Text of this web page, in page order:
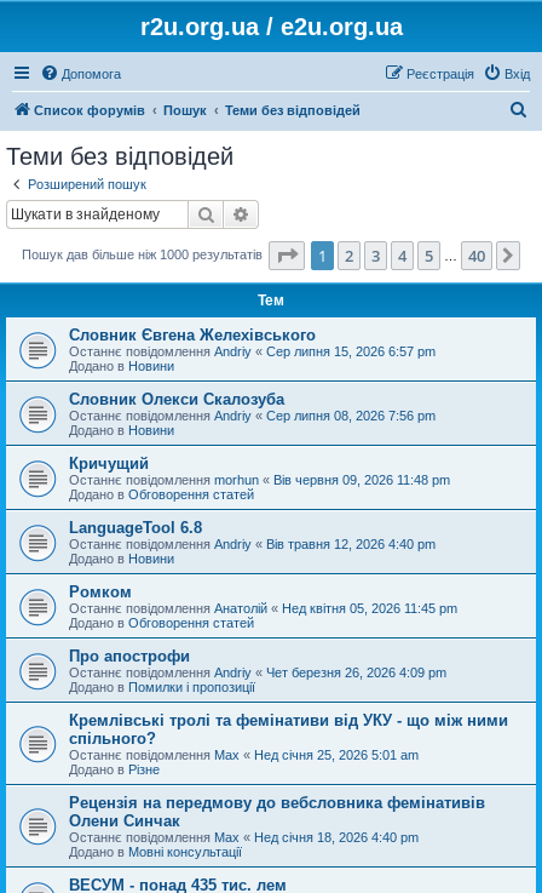
r2u.org.ua / e2u.org.ua
Допомога Вхід
Реєстрація
Список форумів Пошук Теми без відповідей
Теми без відповідей
Розширений пошук
Пошук
Пошук дав більше ніж 1000 результатів Сторінка 1 40
1 2 3 4 5 40
Тем
Словник Євгена Желехівського
Останнє повідомлення Andriy « Сер липня 15, 2026 6:57 pm
Додано в Новини
Словник Олекси Скалозуба
Останнє повідомлення Andriy « Сер липня 08, 2026 7:56 pm
Додано в Новини
Кричущий
Останнє повідомлення morhun « Вів червня 09, 2026 11:48 pm
Додано в Обговорення статей
LanguageTool 6.8
Останнє повідомлення Andriy « Вів травня 12, 2026 4:40 pm
Додано в Новини
Ромком
Останнє повідомлення Анатолій « Нед квітня 05, 2026 11:45 pm
Додано в Обговорення статей
Про апострофи
Останнє повідомлення Andriy « Чет березня 26, 2026 4:09 pm
Додано в Помилки і пропозиції
Кремлівські тролі та фемінативи від УКУ - що між ними
спільного?
Останнє повідомлення Max « Нед січня 25, 2026 5:01 am
Додано в Різне
Рецензія на передмову до вебсловника фемінативів
Олени Синчак
Останнє повідомлення Max « Нед січня 18, 2026 4:40 pm
Додано в Мовні консультації
ВЕСУМ - понад 435 тис. лем